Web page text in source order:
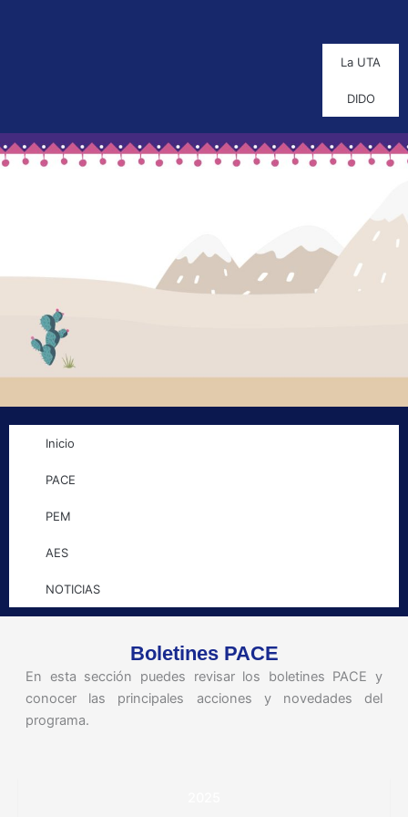
La UTA
DIDO
Inicio
PACE
PEM
AES
NOTICIAS
Boletines PACE
En esta sección puedes revisar los boletines PACE y
conocer las principales acciones y novedades del
programa.